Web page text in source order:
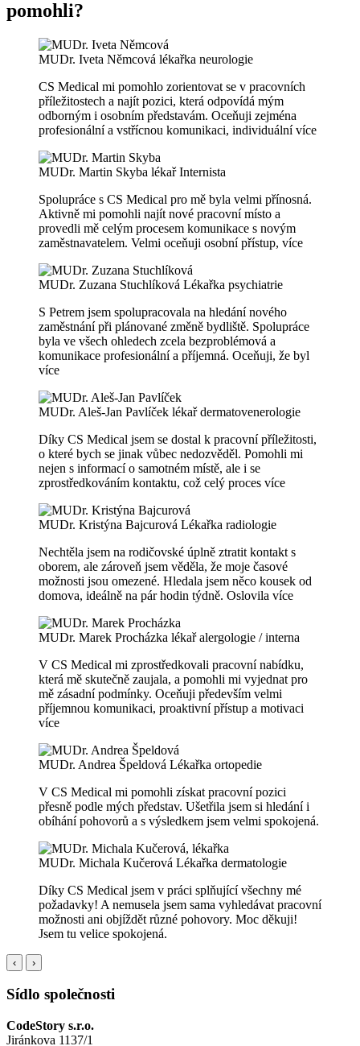
pomohli?
MUDr. Iveta Němcová lékařka neurologie
CS Medical mi pomohlo zorientovat se v pracovních
příležitostech a najít pozici, která odpovídá mým
odborným i osobním představám. Oceňuji zejména
profesionální a vstřícnou komunikaci, individuálnívíce
MUDr. Martin Skyba lékař Internista
Spolupráce s CS Medical pro mě byla velmi přínosná.
Aktivně mi pomohli najít nové pracovní místo a
provedli mě celým procesem komunikace s novým
zaměstnavatelem. Velmi oceňuji osobní přístup, více
MUDr. Zuzana Stuchlíková Lékařka psychiatrie
S Petrem jsem spolupracovala na hledání nového
zaměstnání při plánované změně bydliště. Spolupráce
byla ve všech ohledech zcela bezproblémová a
komunikace profesionální a příjemná. Oceňuji, že byl
více
MUDr. Aleš-Jan Pavlíček lékař dermatovenerologie
Díky CS Medical jsem se dostal k pracovní příležitosti,
o které bych se jinak vůbec nedozvěděl. Pomohli mi
nejen s informací o samotném místě, ale i se
zprostředkováním kontaktu, což celý proces více
MUDr. Kristýna Bajcurová Lékařka radiologie
Nechtěla jsem na rodičovské úplně ztratit kontakt s
oborem, ale zároveň jsem věděla, že moje časové
možnosti jsou omezené. Hledala jsem něco kousek od
domova, ideálně na pár hodin týdně. Oslovila více
MUDr. Marek Procházka lékař alergologie / interna
V CS Medical mi zprostředkovali pracovní nabídku,
která mě skutečně zaujala, a pomohli mi vyjednat pro
mě zásadní podmínky. Oceňuji především velmi
příjemnou komunikaci, proaktivní přístup a motivaci
více
MUDr. Andrea Špeldová Lékařka ortopedie
V CS Medical mi pomohli získat pracovní pozici
přesně podle mých představ. Ušetřila jsem si hledání i
obíhání pohovorů a s výsledkem jsem velmi spokojená.
MUDr. Michala Kučerová Lékařka dermatologie
Díky CS Medical jsem v práci splňující všechny mé
požadavky! A nemusela jsem sama vyhledávat pracovní
možnosti ani objíždět různé pohovory. Moc děkuji!
Jsem tu velice spokojená.
‹ ›
Sídlo společnosti
CodeStory s.r.o.
Jiránkova 1137/1